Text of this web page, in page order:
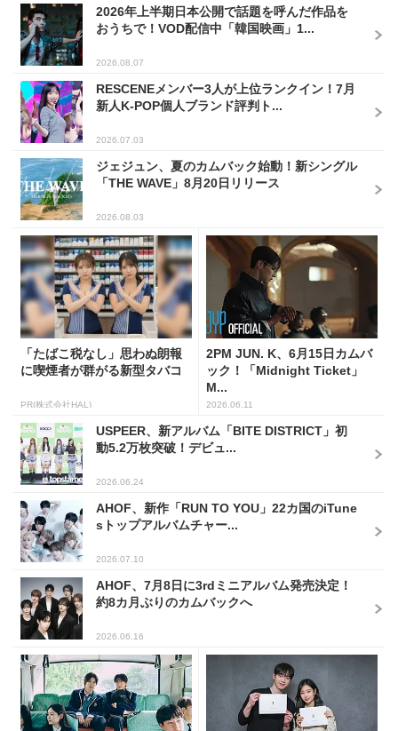
2026年上半期日本公開で話題を呼んだ作品を
おうちで！VOD配信中「韓国映画」1...
2026.08.07
RESCENEメンバー3人が上位ランクイン！7月
新人K-POP個人ブランド評判ト...
2026.07.03
ジェジュン、夏のカムバック始動！新シングル
「THE WAVE」8月20日リリース
2026.08.03
「たばこ税なし」思わぬ朗報
に喫煙者が群がる新型タバコ
PR(株式会社HAL)
2PM JUN. K、6月15日カムバ
ック！「Midnight Ticket」
M...
2026.06.11
USPEER、新アルバム「BITE DISTRICT」初
動5.2万枚突破！デビュ...
2026.06.24
AHOF、新作「RUN TO YOU」22カ国のiTune
sトップアルバムチャー...
2026.07.10
AHOF、7月8日に3rdミニアルバム発売決定！
約8カ月ぶりのカムバックへ
2026.06.16